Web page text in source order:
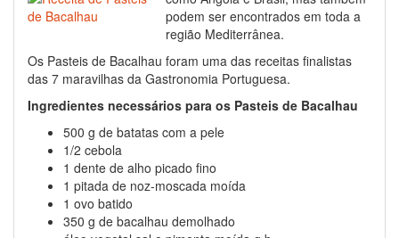
podem ser encontrados em toda a
região Mediterrânea.
Os Pasteis de Bacalhau foram uma das receitas finalistas
das 7 maravilhas da Gastronomia Portuguesa.
Ingredientes necessários para os Pasteis de Bacalhau
500 g de batatas com a pele
1/2 cebola
1 dente de alho picado fino
1 pitada de noz-moscada moída
1 ovo batido
350 g de bacalhau demolhado